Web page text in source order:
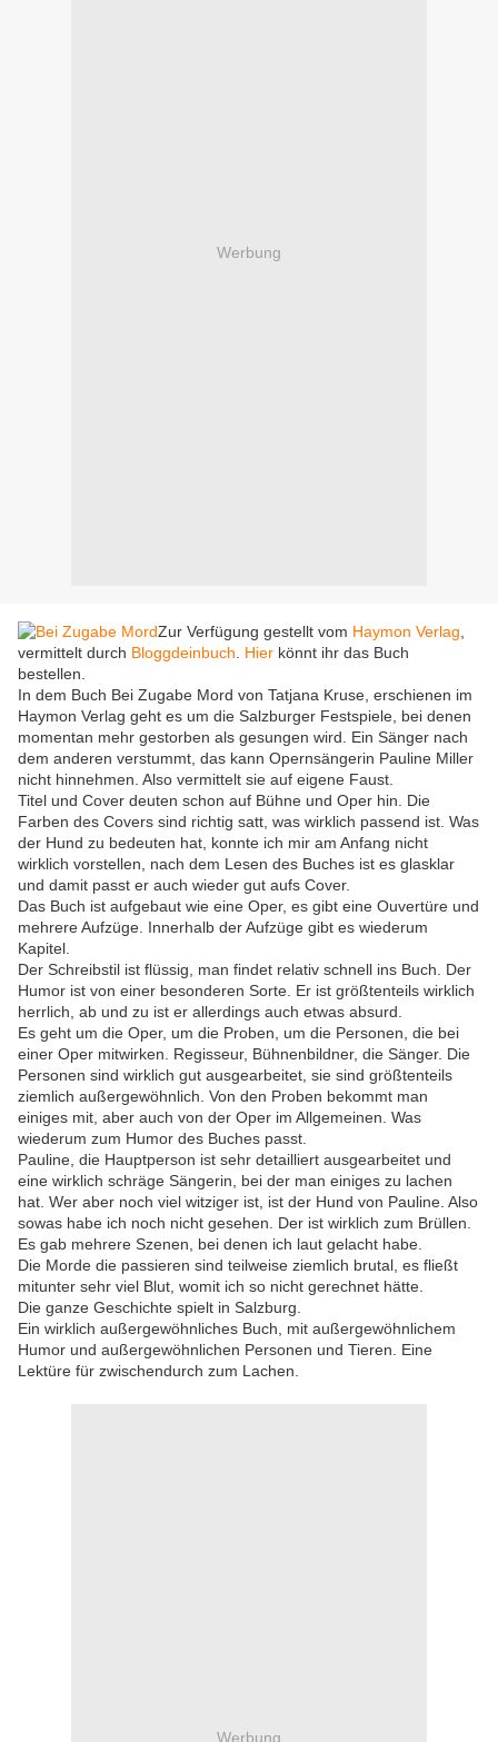
Werbung
Zur Verfügung gestellt vom Haymon Verlag
vermittelt durch Bloggdeinbuch Hier könnt ihr das Buch
bestellen.
In dem Buch Bei Zugabe Mord von Tatjana Kruse, erschienen im
Haymon Verlag geht es um die Salzburger Festspiele, bei denen
momentan mehr gestorben als gesungen wird. Ein Sänger nach
dem anderen verstummt, das kann Opernsängerin Pauline Miller
nicht hinnehmen. Also vermittelt sie auf eigene Faust.
Titel und Cover deuten schon auf Bühne und Oper hin. Die
Farben des Covers sind richtig satt, was wirklich passend ist. Was
der Hund zu bedeuten hat, konnte ich mir am Anfang nicht
wirklich vorstellen, nach dem Lesen des Buches ist es glasklar
und damit passt er auch wieder gut aufs Cover.
Das Buch ist aufgebaut wie eine Oper, es gibt eine Ouvertüre und
mehrere Aufzüge. Innerhalb der Aufzüge gibt es wiederum
Kapitel.
Der Schreibstil ist flüssig, man findet relativ schnell ins Buch. Der
Humor ist von einer besonderen Sorte. Er ist größtenteils wirklich
herrlich, ab und zu ist er allerdings auch etwas absurd.
Es geht um die Oper, um die Proben, um die Personen, die bei
einer Oper mitwirken. Regisseur, Bühnenbildner, die Sänger. Die
Personen sind wirklich gut ausgearbeitet, sie sind größtenteils
ziemlich außergewöhnlich. Von den Proben bekommt man
einiges mit, aber auch von der Oper im Allgemeinen. Was
wiederum zum Humor des Buches passt.
Pauline, die Hauptperson ist sehr detailliert ausgearbeitet und
eine wirklich schräge Sängerin, bei der man einiges zu lachen
hat. Wer aber noch viel witziger ist, ist der Hund von Pauline. Also
sowas habe ich noch nicht gesehen. Der ist wirklich zum Brüllen.
Es gab mehrere Szenen, bei denen ich laut gelacht habe.
Die Morde die passieren sind teilweise ziemlich brutal, es fließt
mitunter sehr viel Blut, womit ich so nicht gerechnet hätte.
Die ganze Geschichte spielt in Salzburg.
Ein wirklich außergewöhnliches Buch, mit außergewöhnlichem
Humor und außergewöhnlichen Personen und Tieren. Eine
Lektüre für zwischendurch zum Lachen.
Werbung